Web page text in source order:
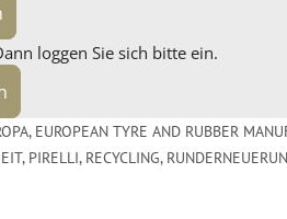
loggen Sie sich bitte ein.
, EUROPEAN TYRE AND RUBBER
, PIRELLI, RECYCLING,